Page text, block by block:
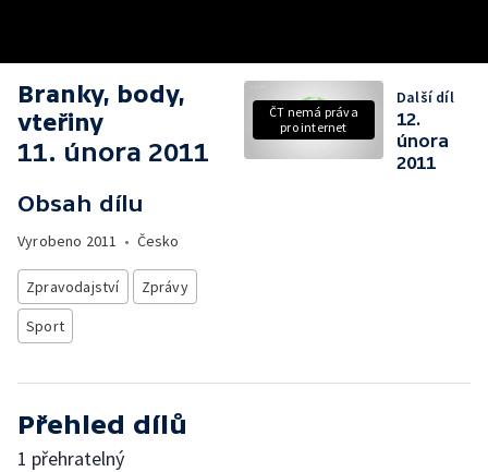
Branky, body,
vteřiny
11. února 2011
Obsah dílu
Vyrobeno 2011 • Česko
Zpravodajství
Zprávy
Sport
ČT nemá práva
pro internet
Další díl
12.
února
2011
Přehled dílů
1 přehratelný